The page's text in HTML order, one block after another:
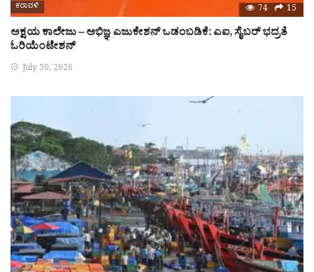
ಕರಾವಳಿ 74 15
ಅಕ್ಷಯ ಕಾಲೇಜು – ಅಭಿಜ್ಞ ಎಜುಕೇಶನ್ ಒಡಂಬಡಿಕೆ: ಎಐ, ಸೈಬರ್ ಭದ್ರತೆ
ಓರಿಯೆಂಟೇಶನ್
July 30, 2026